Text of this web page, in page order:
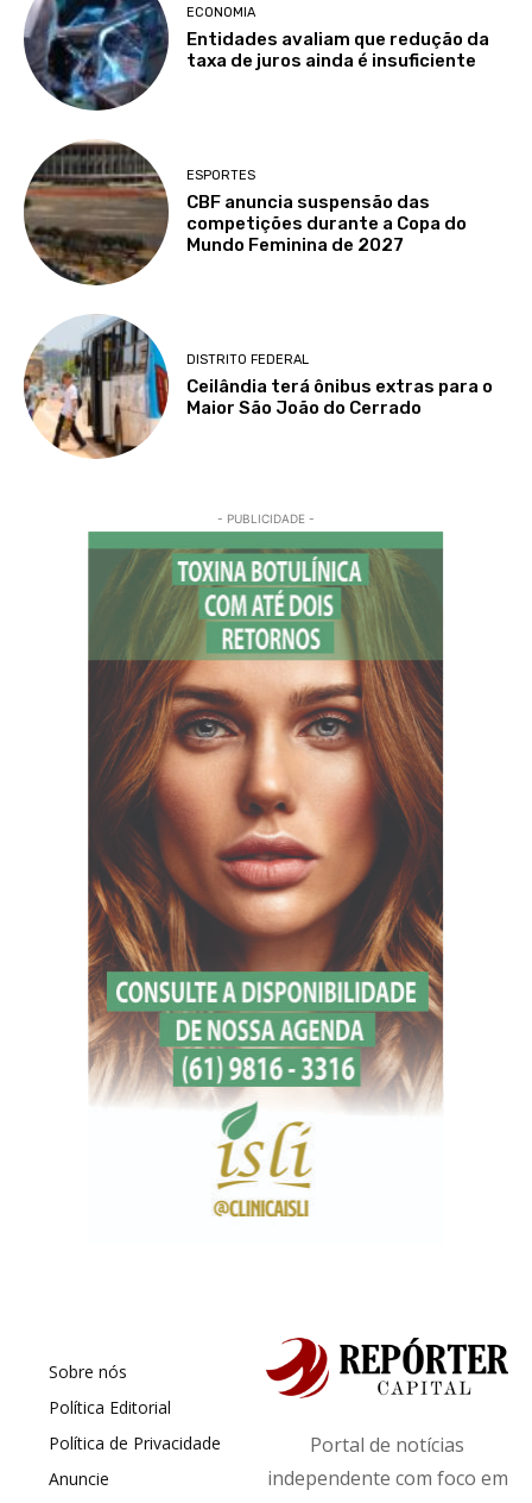
ECONOMIA
Entidades avaliam que redução da
taxa de juros ainda é insuficiente
ESPORTES
CBF anuncia suspensão das
competições durante a Copa do
Mundo Feminina de 2027
DISTRITO FEDERAL
Ceilândia terá ônibus extras para o
Maior São João do Cerrado
- PUBLICIDADE -
Sobre nós
Política Editorial
Política de Privacidade
Anuncie
Portal de notícias
independente com foco em